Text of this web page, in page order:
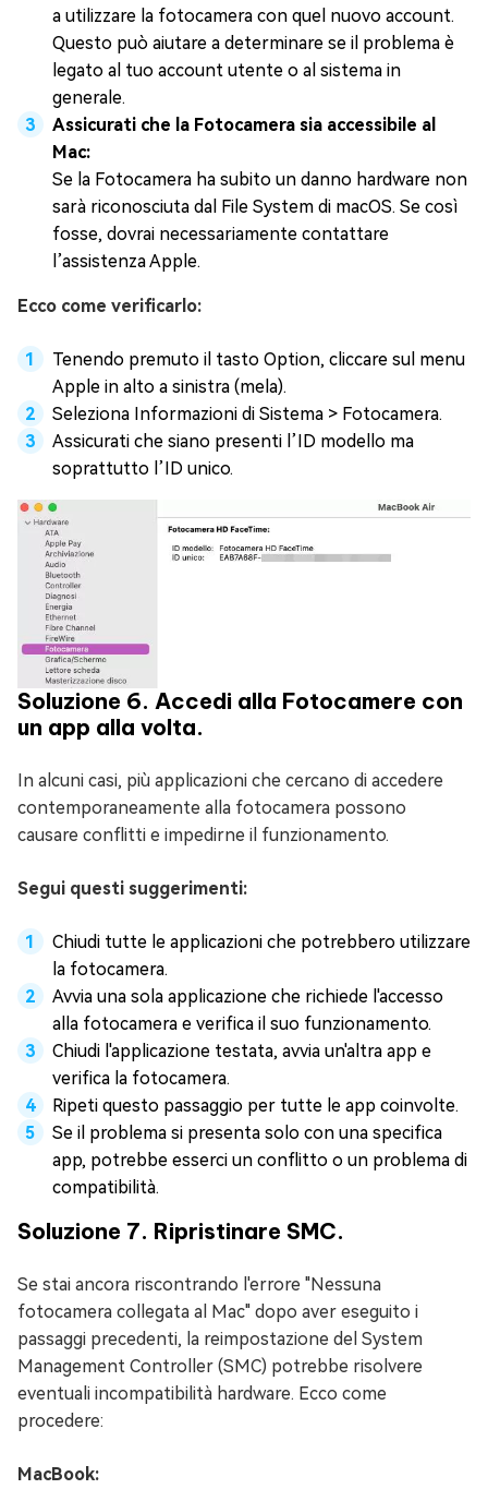
a utilizzare la fotocamera con quel nuovo account.
Questo può aiutare a determinare se il problema è
legato al tuo account utente o al sistema in
generale.
Assicurati che la Fotocamera sia accessibile al
Mac:
Se la Fotocamera ha subito un danno hardware non
sarà riconosciuta dal File System di macOS. Se così
fosse, dovrai necessariamente contattare
l’assistenza Apple.
Ecco come verificarlo:
Tenendo premuto il tasto Option, cliccare sul menu
Apple in alto a sinistra (mela).
Seleziona Informazioni di Sistema > Fotocamera.
Assicurati che siano presenti l’ID modello ma
soprattutto l’ID unico.
Soluzione 6. Accedi alla Fotocamere con
un app alla volta.
In alcuni casi, più applicazioni che cercano di accedere
contemporaneamente alla fotocamera possono
causare conflitti e impedirne il funzionamento.
Segui questi suggerimenti:
Chiudi tutte le applicazioni che potrebbero utilizzare
la fotocamera.
Avvia una sola applicazione che richiede l'accesso
alla fotocamera e verifica il suo funzionamento.
Chiudi l'applicazione testata, avvia un'altra app e
verifica la fotocamera.
Ripeti questo passaggio per tutte le app coinvolte.
Se il problema si presenta solo con una specifica
app, potrebbe esserci un conflitto o un problema di
compatibilità.
Soluzione 7. Ripristinare SMC.
Se stai ancora riscontrando l'errore "Nessuna
fotocamera collegata al Mac" dopo aver eseguito i
passaggi precedenti, la reimpostazione del System
Management Controller (SMC) potrebbe risolvere
eventuali incompatibilità hardware. Ecco come
procedere:
MacBook: